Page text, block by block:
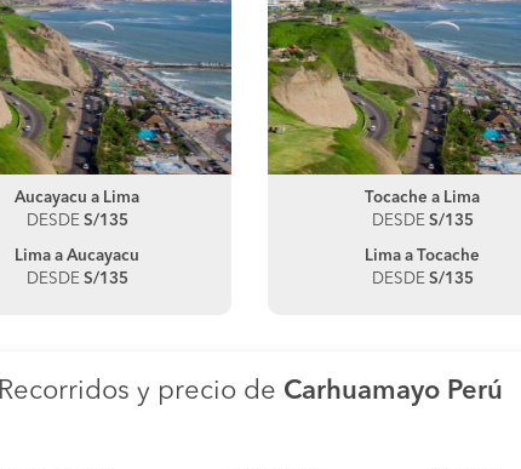
Aucayacu a Lima
DESDE S/135
Lima a Aucayacu
DESDE S/135
Tocache a Lima
DESDE S/135
Lima a Tocache
DESDE S/135
Recorridos y precio de Carhuamayo Perú